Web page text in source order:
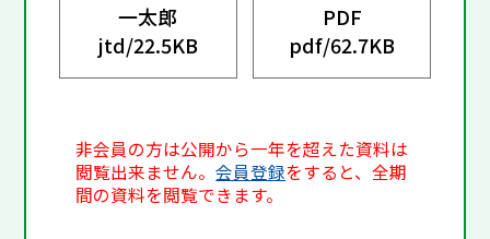
一太郎
jtd/22.5KB
PDF
pdf/62.7KB
非会員の方は公開から一年を超えた資料は
閲覧出来ません。会員登録をすると、全期
間の資料を閲覧できます。